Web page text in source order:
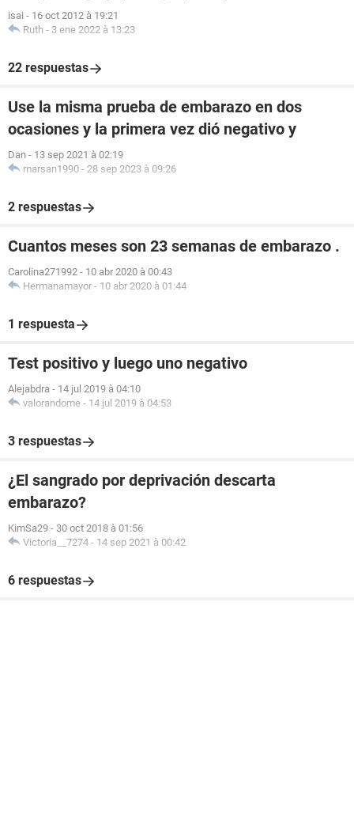
isai - 16 oct 2012 à 19:21
Ruth - 3 ene 2022 à 13:23
22 respuestas
Use la misma prueba de embarazo en dos
ocasiones y la primera vez dió negativo y
Dan - 13 sep 2021 à 02:19
marsan1990 - 28 sep 2023 à 09:26
2 respuestas
Cuantos meses son 23 semanas de embarazo .
Carolina271992 - 10 abr 2020 à 00:43
Hermanamayor - 10 abr 2020 à 01:44
1 respuesta
Test positivo y luego uno negativo
Alejabdra - 14 jul 2019 à 04:10
valorandome - 14 jul 2019 à 04:53
3 respuestas
¿El sangrado por deprivación descarta
embarazo?
KimSa29 - 30 oct 2018 à 01:56
Victoria__7274 - 14 sep 2021 à 00:42
6 respuestas